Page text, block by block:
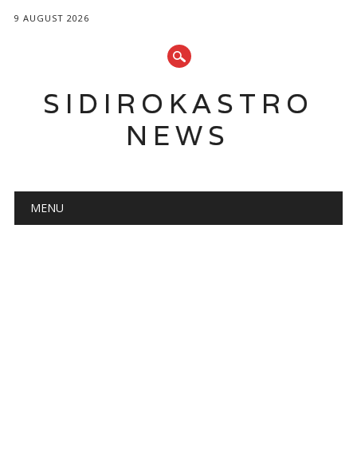
9 AUGUST 2026
SIDIROKASTRO
NEWS
Main menu
MENU